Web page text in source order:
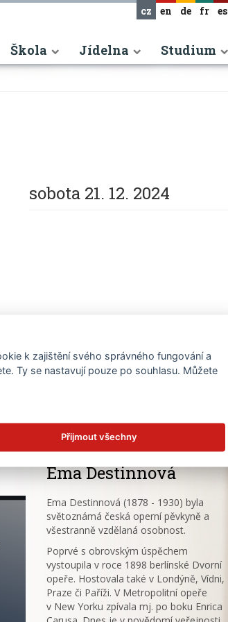
cz en de fr es
Škola Jídelna Studium
sobota 21. 12. 2024
Ema Destinnová
Ema Destinnová (1878 - 1930) byla
světoznámá česká operní pěvkyně a
všestranně vzdělaná osobnost.
Poprvé s obrovským úspěchem
vystoupila v roce 1898 berlínské Dvorní
opeře. Hostovala také v Londýně, Vídni,
Praze či Paříži. V Metropolitní opeře
v New Yorku zpívala mj. po boku Enrica
k zajištění svého správného fungování a
Ty se nastavují pouze po souhlasu. Můžete
Přijmout všechny